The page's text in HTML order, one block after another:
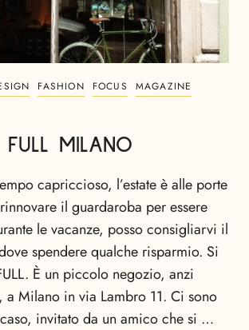
FASHION FOCUS
MAGAZINE
FULL MILANO
capriccioso, l’estate è alle porte
il guardaroba per essere
le vacanze, posso consigliarvi il
spendere qualche risparmio. Si
È un piccolo negozio, anzi
a Milano in via Lambro 11. Ci sono
invitato da un amico che si …